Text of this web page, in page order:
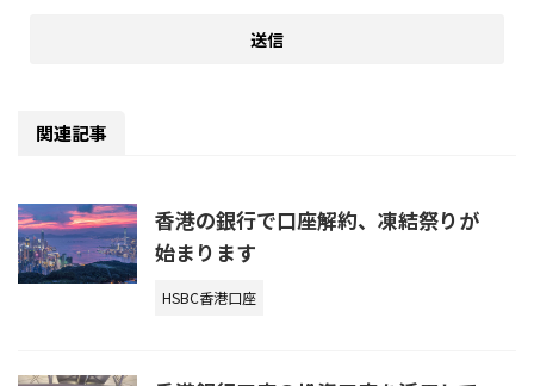
関連記事
香港の銀行で口座解約、凍結祭りが
始まります
HSBC香港口座